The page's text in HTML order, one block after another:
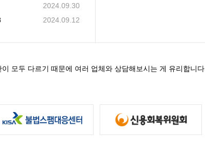
2024.09.30
2024.09.12
모두 다르기 때문에 여러 업체와 상담해보시는 게 유리합니다.